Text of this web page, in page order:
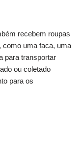
recebem roupas
como uma faca, uma
para transportar
ou coletado
para os